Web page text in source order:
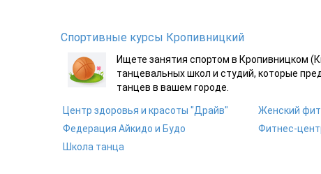
Спортивные курсы Кропивницкий
Ищете занятия спортом в Кропивницком
танцевальных школ и студий, которые
танцев в вашем городе.
Центр здоровья и красоты "Драйв"
Женский
Федерация Айкидо и Будо
Фитнес-
Школа танца